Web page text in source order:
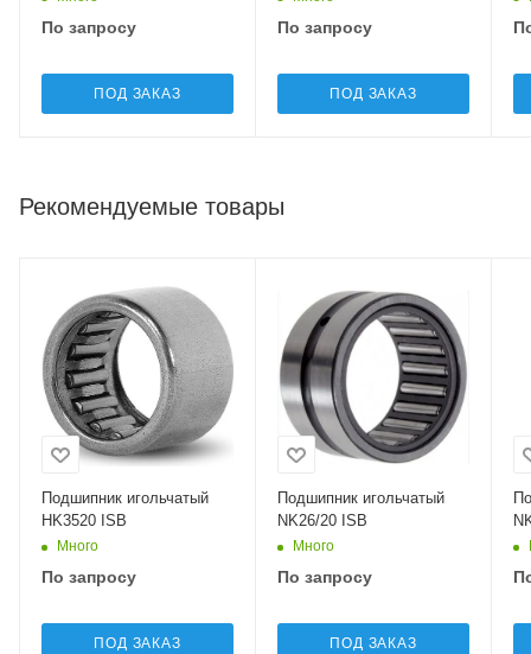
По запросу
ПОД ЗАКАЗ
По запросу
ПОД ЗАКАЗ
Рекомендуемые товары
Подшипник игольчатый
HK3520 ISB
Много
По запросу
ПОД ЗАКАЗ
Подшипник игольчатый
NK26/20 ISB
Много
По запросу
ПОД ЗАКАЗ